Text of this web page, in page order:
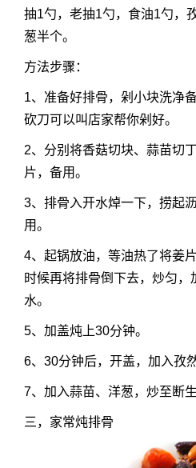
抽1勺，老抽1勺，食油1勺，
葱半个。
方法步骤：
1、准备好排骨，剁小块洗净
砍刀可以叫店家帮你剁好。
2、分别将香菇切块、蒜苗切
片，备用。
3、排骨入开水焯一下，捞起
用。
4、起锅放油，等油热了将姜
时候再将排骨倒下去，炒匀，
水。
5、加盖炖上30分钟。
6、30分钟后，开盖，加入孜
7、加入蒜苗、洋葱，炒至断生
三，家常炖排骨